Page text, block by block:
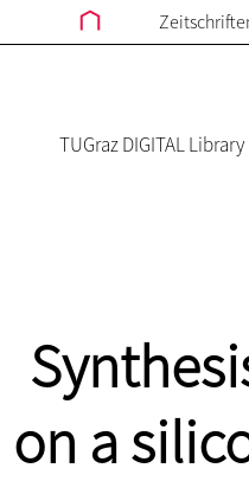
TUGraz DIGITAL Library
on a